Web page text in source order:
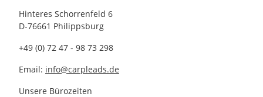
Hinteres Schorrenfeld 6
D-76661 Philippsburg
+49 (0) 72 47 - 98 73 298
Email: info@carpleads.de
Unsere Bürozeiten